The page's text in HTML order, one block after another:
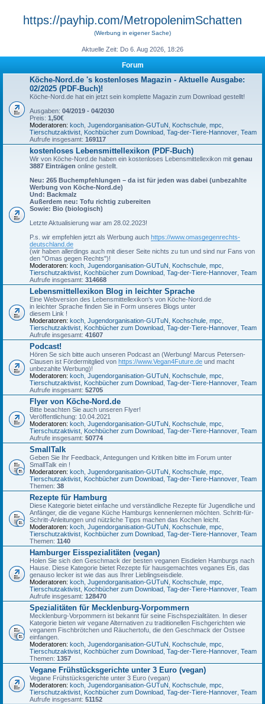
https://payhip.com/MetropolenimSchatten
(Werbung in eigener Sache)
Aktuelle Zeit: Do 6. Aug 2026, 18:26
Forum
Köche-Nord.de 's kostenloses Magazin - Aktuelle Ausgabe:
02/2025 (PDF-Buch)!
Köche-Nord.de hat ein jetzt sein komplette Magazin zum Download gestellt!
Ausgaben: 04/2019 - 04/2030
Preis: 1,50€
Moderatoren: koch Jugendorganisation-GUTuN Kochschule mpc
Tierschutzaktivist Kochbücher zum Download Tag-der-Tiere-Hannover Team
Aufrufe insgesamt: 169117
kostenloses Lebensmittellexikon (PDF-Buch)
Wir von Köche-Nord.de haben ein kostenloses Lebensmittellexikon mit genau
3887 Einträgen online gestellt.
Neu: 265 Buchempfehlungen – da ist für jeden was dabei (unbezahlte
Werbung von Köche-Nord.de)
Und: Backmalz
Außerdem neu: Tofu richtig zubereiten
Sowie: Bio (biologisch)
Letzte Aktualisierung war am 28.02.2023!
P.s. wir empfehlen jetzt als Werbung auch https://www.omasgegenrechts-
deutschland.de
(wir haben allerdings auch mit dieser Seite nichts zu tun und sind nur Fans von
den "Omas gegen Rechts")!
Moderatoren: koch Jugendorganisation-GUTuN Kochschule mpc
Tierschutzaktivist Kochbücher zum Download Tag-der-Tiere-Hannover Team
Aufrufe insgesamt: 314668
Lebensmittellexikon Blog in leichter Sprache
Eine Webversion des Lebensmittellexikon's von Köche-Nord.de
in leichter Sprache finden Sie in Form unseres Blogs unter
diesem Link !
Moderatoren: koch Jugendorganisation-GUTuN Kochschule mpc
Tierschutzaktivist Kochbücher zum Download Tag-der-Tiere-Hannover Team
Aufrufe insgesamt: 41607
Podcast!
Hören Se sich bitte auch unseren Podcast an (Werbung! Marcus Petersen-
Clausen ist Fördermitglied von https://www.Vegan4Future.de und macht
unbezahlte Werbung)!
Moderatoren: koch Jugendorganisation-GUTuN Kochschule mpc
Tierschutzaktivist Kochbücher zum Download Tag-der-Tiere-Hannover Team
Aufrufe insgesamt: 52705
Flyer von Köche-Nord.de
Bitte beachten Sie auch unseren Flyer!
Veröffentlichung: 10.04.2021
Moderatoren: koch Jugendorganisation-GUTuN Kochschule mpc
Tierschutzaktivist Kochbücher zum Download Tag-der-Tiere-Hannover Team
Aufrufe insgesamt: 50774
SmallTalk
Geben Sie Ihr Feedback, Antegungen und Kritiken bitte im Forum unter
SmallTalk ein !
Moderatoren: koch Jugendorganisation-GUTuN Kochschule mpc
Tierschutzaktivist Kochbücher zum Download Tag-der-Tiere-Hannover Team
Themen: 38
Rezepte für Hamburg
Diese Kategorie bietet einfache und verständliche Rezepte für Jugendliche und
Anfänger, die die vegane Küche Hamburgs kennenlernen möchten. Schritt-für-
Schritt-Anleitungen und nützliche Tipps machen das Kochen leicht.
Moderatoren: koch Jugendorganisation-GUTuN Kochschule mpc
Tierschutzaktivist Kochbücher zum Download Tag-der-Tiere-Hannover Team
Themen: 1140
Hamburger Eisspezialitäten (vegan)
Holen Sie sich den Geschmack der besten veganen Eisdielen Hamburgs nach
Hause. Diese Kategorie bietet Rezepte für hausgemachtes veganes Eis, das
genauso lecker ist wie das aus Ihrer Lieblingseisdiele.
Moderatoren: koch Jugendorganisation-GUTuN Kochschule mpc
Tierschutzaktivist Kochbücher zum Download Tag-der-Tiere-Hannover Team
Aufrufe insgesamt: 128470
Spezialitäten für Mecklenburg-Vorpommern
Mecklenburg-Vorpommern ist bekannt für seine Fischspezialitäten. In dieser
Kategorie bieten wir vegane Alternativen zu traditionellen Fischgerichten wie
veganem Fischbrötchen und Räuchertofu, die den Geschmack der Ostsee
einfangen.
Moderatoren: koch Jugendorganisation-GUTuN Kochschule mpc
Tierschutzaktivist Kochbücher zum Download Tag-der-Tiere-Hannover Team
Themen: 1357
Vegane Frühstücksgerichte unter 3 Euro (vegan)
Vegane Frühstücksgerichte unter 3 Euro (vegan)
Moderatoren: koch Jugendorganisation-GUTuN Kochschule mpc
Tierschutzaktivist Kochbücher zum Download Tag-der-Tiere-Hannover Team
Aufrufe insgesamt: 51152